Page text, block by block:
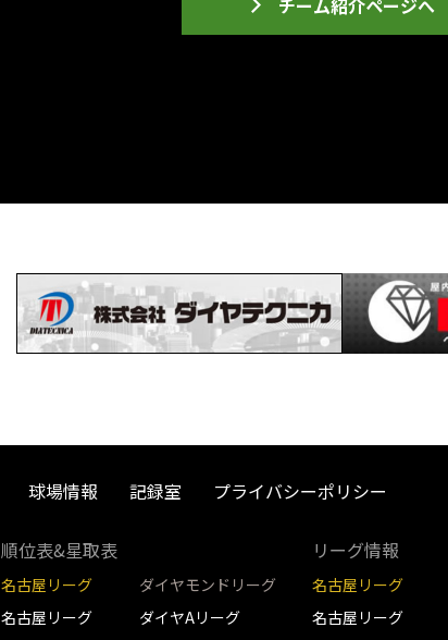
チーム紹介ページへ
球場情報 記録室 プライバシーポリシー
順位表&星取表
名古屋リーグ
名古屋リーグ
ダイヤモンドリーグ
ダイヤAリーグ
リーグ情報
名古屋リーグ
名古屋リーグ